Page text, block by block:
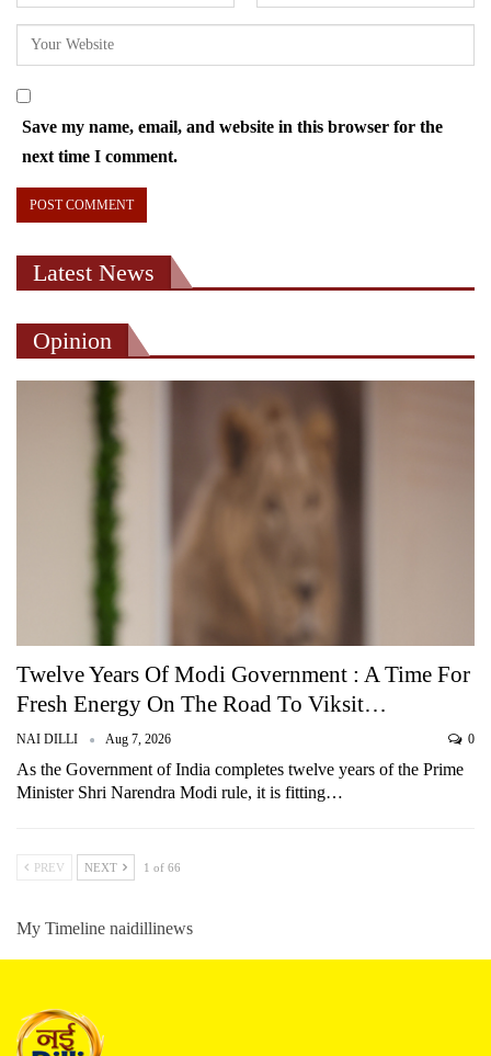
Save my name, email, and website in this browser for the
next time I comment.
Latest News
Opinion
Twelve Years Of Modi Government : A Time For
Fresh Energy On The Road To Viksit…
NAI DILLI Aug 7, 2026 0
As the Government of India completes twelve years of the Prime
Minister Shri Narendra Modi rule, it is fitting…
PREV NEXT 1 of 66
My Timeline naidillinews